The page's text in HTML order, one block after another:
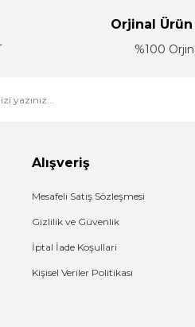
Orjinal
%100
Alışveriş
Mesafeli Satış Sözleşmesi
Gizlilik ve Güvenlik
İptal İade Koşullari
Kişisel Veriler Politikası